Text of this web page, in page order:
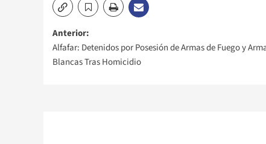
Navegación
de
Anterior:
Alfafar: Detenidos por Posesión de Armas de Fuego y
Blancas Tras Homicidio